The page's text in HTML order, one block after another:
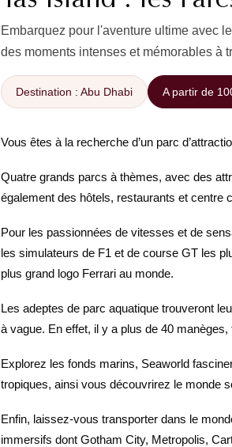
Embarquez pour l'aventure ultime avec
des moments intenses et mémorables à
Destination : Abu Dhabi A partir de
Vous êtes à la recherche d’un parc
Quatre grands parcs à thèmes, avec des
également des hôtels, restaurants et centre
Pour les passionnées de vitesses et de
les simulateurs de F1 et de course GT les
plus grand logo Ferrari au monde.
Les adeptes de parc aquatique trouveront
à vague. En effet, il y a plus de 40
Explorez les fonds marins, Seaworld
tropiques, ainsi vous découvrirez le monde
Enfin, laissez-vous transporter dans le
immersifs dont Gotham City, Metropolis,